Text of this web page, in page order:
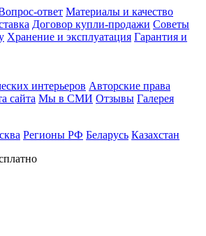
ответ Материалы и качество
Договор купли-продажи Советы
Хранение и эксплуатация Гарантия и
интерьеров Авторские права
сайта Мы в СМИ Отзывы Галерея
Регионы РФ Беларусь Казахстан